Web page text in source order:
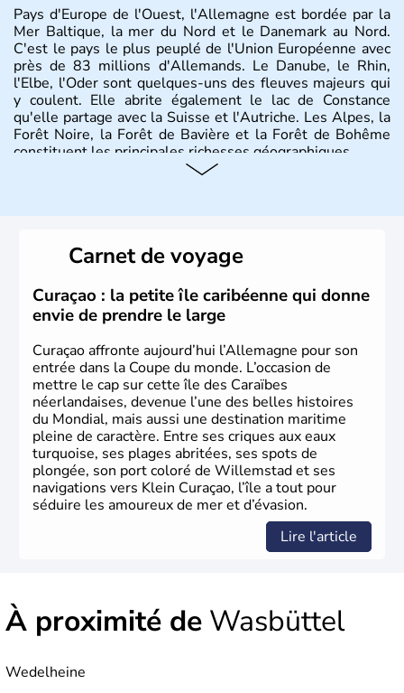
Pays d'Europe de l'Ouest, l'Allemagne est bordée par la
Mer Baltique, la mer du Nord et le Danemark au Nord.
C'est le pays le plus peuplé de l'Union Européenne avec
près de 83 millions d'Allemands. Le Danube, le Rhin,
l'Elbe, l'Oder sont quelques-uns des fleuves majeurs qui
y coulent. Elle abrite également le lac de Constance
qu'elle partage avec la Suisse et l'Autriche. Les Alpes, la
Forêt Noire, la Forêt de Bavière et la Forêt de Bohême
constituent les principales richesses géographiques.
lesquelles bénéficient d'une grande autonomie. Le pays
peut se targuer de grands noms qu'il a vu naître dans tous
les domaines, des arts à la politique en passant par la
philosophie. Hertz, Gutenberg, Heidegger, Thomas Mann,
Herman Hesse ou bien Hegel en font partie.
Carnet de voyage
Curaçao : la petite île caribéenne qui donne
envie de prendre le large
Curaçao affronte aujourd’hui l’Allemagne pour son
entrée dans la Coupe du monde. L’occasion de
mettre le cap sur cette île des Caraïbes
néerlandaises, devenue l’une des belles histoires
du Mondial, mais aussi une destination maritime
pleine de caractère. Entre ses criques aux eaux
turquoise, ses plages abritées, ses spots de
plongée, son port coloré de Willemstad et ses
navigations vers Klein Curaçao, l’île a tout pour
séduire les amoureux de mer et d’évasion.
Lire l'article
À proximité de Wasbüttel
Wedelheine